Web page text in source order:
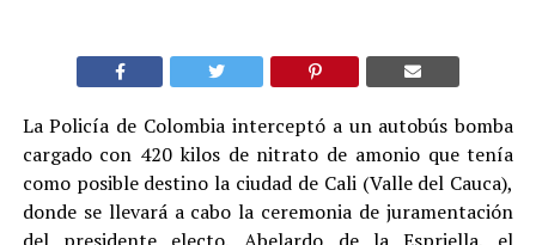
La Policía de Colombia interceptó a un autobús bomba
cargado con 420 kilos de nitrato de amonio que tenía
como posible destino la ciudad de Cali (Valle del Cauca),
donde se llevará a cabo la ceremonia de juramentación
del presidente electo, Abelardo de la Espriella, el